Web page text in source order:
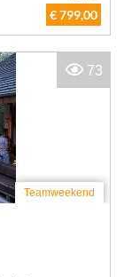
€ 799,00
Teamweekend
73